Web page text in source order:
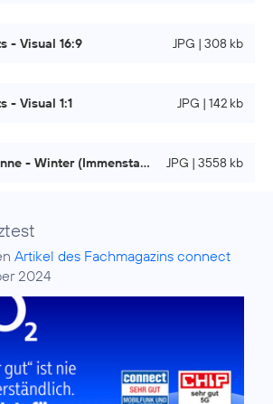
- Visual 16:9 JPG | 308 kb
- Visual 1:1 JPG | 142 kb
5G Antenne - Winter (Immenstadt) JPG | 3558 kb
Artikel des Fachmagazins connect
2024